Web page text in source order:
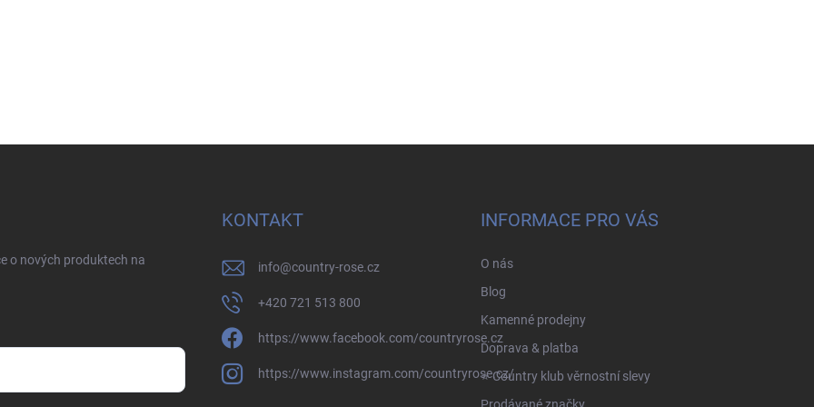
o nových produktech na
KONTAKT
info@country-rose.cz
+420 721 513 800
https://www.facebook.com/countryrose.cz
https://www.instagram.com/countryrose.cz/
INFORMACE PRO VÁS
O nás
Blog
Kamenné prodejny
Doprava & platba
⭐️ Country klub věrnostní slevy